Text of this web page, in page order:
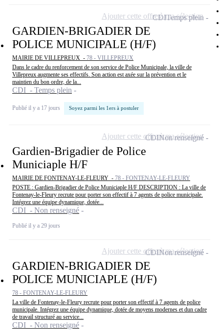
GARDIEN-BRIGADIER DE
POLICE MUNICIPALE (H/F)
MAIRIE DE VILLEPREUX - 78 - VILLEPREUX
Dans le cadre du renforcement de son service de Police Municipale, la ville de
Villepreux augmente ses effectifs. Son action est axée sur la prévention et le
maintien du bon ordre, de la...
CDI - Temps plein
Publié il y a 17 jours Soyez parmi les 1ers à postuler
CDITemps plein
Ajouter cette offre à ma sélection
Gardien-Brigadier de Police
Municiaple H/F
MAIRIE DE FONTENAY-LE-FLEURY - 78 - FONTENAY-LE-FLEURY
POSTE : Gardien-Brigadier de Police Municiaple H/F DESCRIPTION : La ville de
Fontenay-le-Fleury recrute pour porter son effectif à 7 agents de police municipale.
Intégrez une équipe dynamique, dotée...
CDI - Non renseigné
Publié il y a 29 jours
CDINon renseigné
Ajouter cette offre à ma sélection
GARDIEN-BRIGADIER DE
POLICE MUNICIAPLE (H/F)
78 - FONTENAY-LE-FLEURY
La ville de Fontenay-le-Fleury recrute pour porter son effectif à 7 agents de police
municipale. Intégrez une équipe dynamique, dotée de moyens modernes et dun cadre
de travail structuré au service...
CDI - Non renseigné
CDINon renseigné
Ajouter cette offre à ma sélection